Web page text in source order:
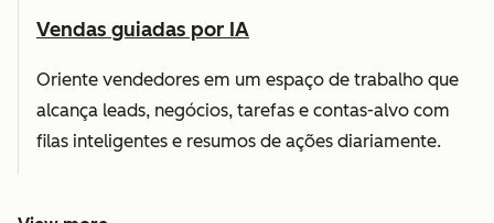
Vendas guiadas por IA
Oriente vendedores em um espaço de trabalho que
alcança leads, negócios, tarefas e contas-alvo com
filas inteligentes e resumos de ações diariamente.